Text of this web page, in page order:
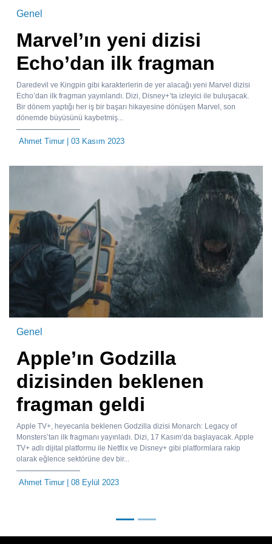
Genel
Marvel’ın yeni dizisi
Echo’dan ilk fragman
Daredevil ve Kingpin gibi karakterlerin de yer alacağı yeni Marvel dizisi
Echo’dan ilk fragman yayınlandı. Dizi, Disney+’ta izleyici ile buluşacak.
Bir dönem yaptığı her iş bir başarı hikayesine dönüşen Marvel, son
dönemde büyüsünü kaybetmiş...
Ahmet Timur| 03 Kasım 2023
Genel
Apple’ın Godzilla
dizisinden beklenen
fragman geldi
Apple TV+, heyecanla beklenen Godzilla dizisi Monarch: Legacy of
Monsters’tan ilk fragmanı yayınladı. Dizi, 17 Kasım’da başlayacak. Apple
TV+ adlı dijital platformu ile Netflix ve Disney+ gibi platformlara rakip
olarak eğlence sektörüne dev bir...
Ahmet Timur| 08 Eylül 2023